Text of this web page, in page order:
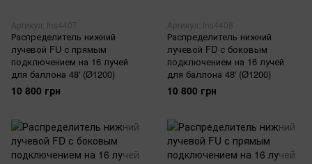
Артикул: fns4407
Распределитель нижний
лучевой FU с прямым
подключением на 16 лучей
для баллона 48' (Ø1200)
10 800 грн
Артикул: fns4408
Распределитель нижний
лучевой FD с боковым
подключением на 16 лучей
для баллона 48' (Ø1200)
10 800 грн